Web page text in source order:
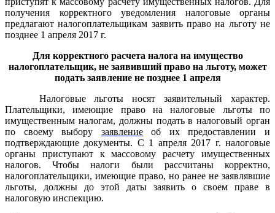
получения корректного уведомления налоговые органы
предлагают налогоплательщикам заявить право на льготу не
позднее 1 апреля 2017 г.
Для корректного расчета налога на имущество
налогоплательщик, не заявивший право на льготу, может
подать заявление не позднее 1 апреля
Налоговые льготы носят заявительный характер.
Плательщики, имеющие право на налоговые льготы по
имущественным налогам, должны подать в налоговый орган
по своему выбору заявлениеоб их предоставлении и
подтверждающие документы. С 1 апреля 2017 г. налоговые
органы приступают к массовому расчету имущественных
налогов. Чтобы налоги были рассчитаны корректно,
налогоплательщики, имеющие право, но ранее не заявлявшие
льготы, должны до этой даты заявить о своем праве в
налоговую инспекцию.